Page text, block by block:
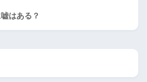
はある？